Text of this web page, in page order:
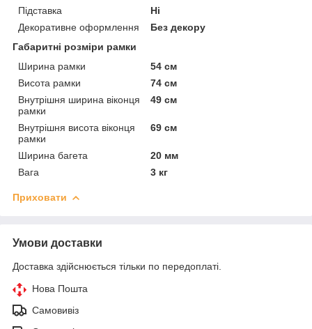
Підставка
Ні
Декоративне оформлення
Без декору
Габаритні розміри рамки
Ширина рамки
54 см
Висота рамки
74 см
Внутрішня ширина віконця
рамки
49 см
Внутрішня висота віконця
рамки
69 см
Ширина багета
20 мм
Вага
3 кг
Приховати
Умови доставки
Доставка здійснюється тільки по передоплаті.
Нова Пошта
Самовивіз